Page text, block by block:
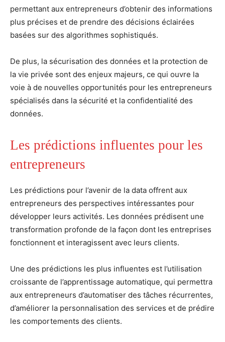
permettant aux entrepreneurs d’obtenir des informations
plus précises et de prendre des décisions éclairées
basées sur des algorithmes sophistiqués.
De plus, la sécurisation des données et la protection de
la vie privée sont des enjeux majeurs, ce qui ouvre la
voie à de nouvelles opportunités pour les entrepreneurs
spécialisés dans la sécurité et la confidentialité des
données.
Les prédictions influentes pour les
entrepreneurs
Les prédictions pour l’avenir de la data offrent aux
entrepreneurs des perspectives intéressantes pour
développer leurs activités. Les données prédisent une
transformation profonde de la façon dont les entreprises
fonctionnent et interagissent avec leurs clients.
Une des prédictions les plus influentes est l’utilisation
croissante de l’apprentissage automatique, qui permettra
aux entrepreneurs d’automatiser des tâches récurrentes,
d’améliorer la personnalisation des services et de prédire
les comportements des clients.